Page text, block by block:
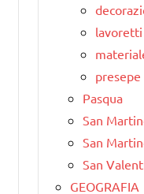
presepe
Pasqua
San
San
San
GEOGRAFIA